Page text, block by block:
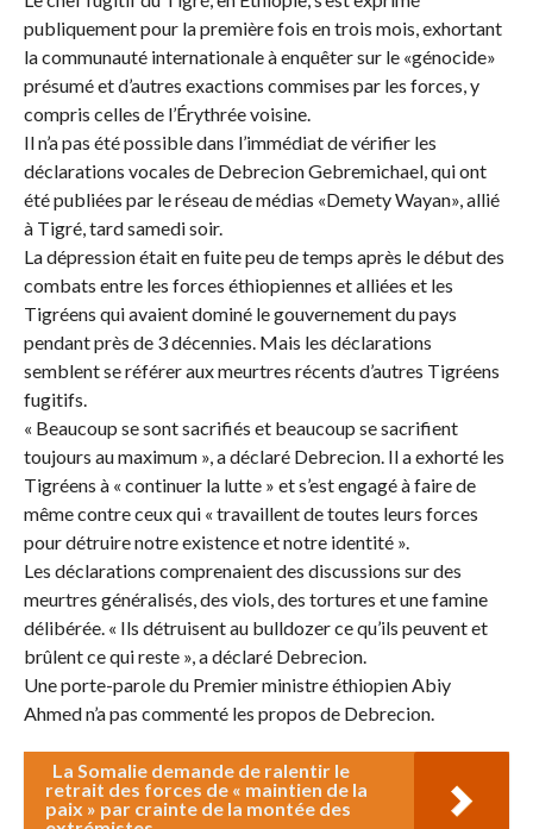
publiquement pour la première fois en trois mois, exhortant
la communauté internationale à enquêter sur le «génocide»
présumé et d’autres exactions commises par les forces, y
compris celles de l’Érythrée voisine.
Il n’a pas été possible dans l’immédiat de vérifier les
déclarations vocales de Debrecion Gebremichael, qui ont
été publiées par le réseau de médias «Demety Wayan», allié
à Tigré, tard samedi soir.
La dépression était en fuite peu de temps après le début des
combats entre les forces éthiopiennes et alliées et les
Tigréens qui avaient dominé le gouvernement du pays
pendant près de 3 décennies. Mais les déclarations
semblent se référer aux meurtres récents d’autres Tigréens
fugitifs.
« Beaucoup se sont sacrifiés et beaucoup se sacrifient
toujours au maximum », a déclaré Debrecion. Il a exhorté les
Tigréens à « continuer la lutte » et s’est engagé à faire de
même contre ceux qui « travaillent de toutes leurs forces
pour détruire notre existence et notre identité ».
Les déclarations comprenaient des discussions sur des
meurtres généralisés, des viols, des tortures et une famine
délibérée. « Ils détruisent au bulldozer ce qu’ils peuvent et
brûlent ce qui reste », a déclaré Debrecion.
Une porte-parole du Premier ministre éthiopien Abiy
Ahmed n’a pas commenté les propos de Debrecion.
La Somalie demande de ralentir le
retrait des forces de « maintien de la
paix » par crainte de la montée des